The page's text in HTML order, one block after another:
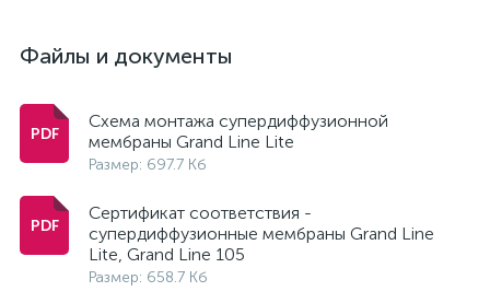
Файлы и документы
Схема монтажа супердиффузионной
мембраны Grand Line Lite
Размер: 697.7 Кб
Сертификат соответствия -
супердиффузионные мембраны Grand Line
Lite, Grand Line 105
Размер: 658.7 Кб